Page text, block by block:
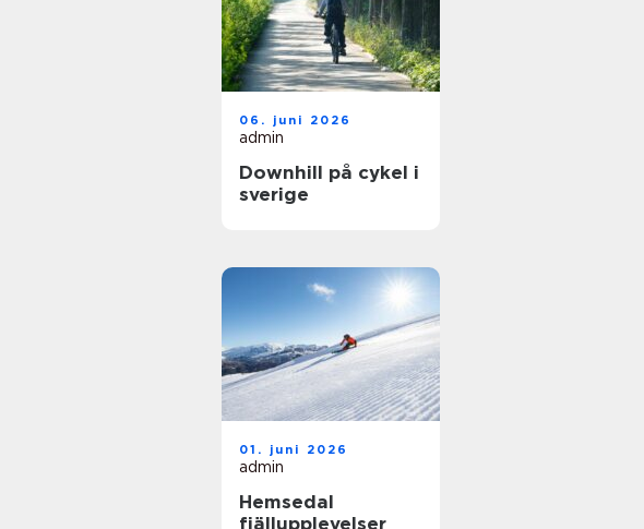
06. juni 2026
admin
Downhill på cykel i
sverige
01. juni 2026
admin
Hemsedal
fjällupplevelser